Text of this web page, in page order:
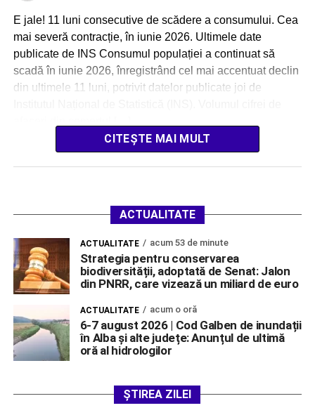
E jale! 11 luni consecutive de scădere a consumului. Cea
mai severă contracție, în iunie 2026. Ultimele date
publicate de INS Consumul populației a continuat să
scadă în iunie 2026, înregistrând cel mai accentuat declin
din ultimele 11 luni, potrivit datelor publicate joi de
CITEȘTE MAI MULT
ACTUALITATE
ACTUALITATE acum 53 de minute
Strategia pentru conservarea
biodiversității, adoptată de Senat: Jalon
din PNRR, care vizează un miliard de euro
ACTUALITATE acum o oră
6-7 august 2026 | Cod Galben de inundații
în Alba și alte județe: Anunțul de ultimă
oră al hidrologilor
ȘTIREA ZILEI